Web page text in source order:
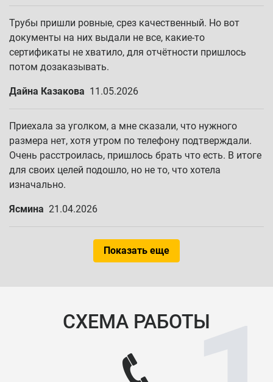
Трубы пришли ровные, срез качественный. Но вот
документы на них выдали не все, какие-то
сертификаты не хватило, для отчётности пришлось
потом дозаказывать.
Дайна Казакова 11.05.2026
Приехала за уголком, а мне сказали, что нужного
размера нет, хотя утром по телефону подтверждали.
Очень расстроилась, пришлось брать что есть. В итоге
для своих целей подошло, но не то, что хотела
изначально.
Ясмина 21.04.2026
Показать еще
СХЕМА РАБОТЫ